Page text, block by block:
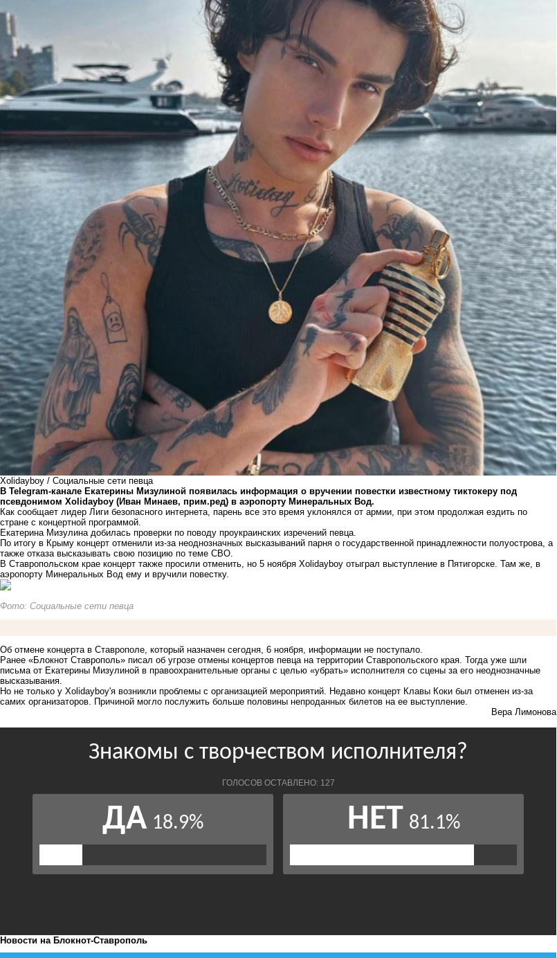
Xolidayboy / Социальные сети певца
В Telegram-канале Екатерины Мизулиной появилась информация о вручении повестки известному тиктокеру под
псевдонимом Xolidayboy (Иван Минаев, прим.ред) в аэропорту Минеральных Вод.
Как сообщает лидер Лиги безопасного интернета, парень все это время уклонялся от армии, при этом продолжая ездить по
стране с концертной программой.
Екатерина Мизулина добилась проверки по поводу проукраинских изречений певца.
По итогу в Крыму концерт отменили из-за неоднозначных высказываний парня о государственной принадлежности полуострова, а
также отказа высказывать свою позицию по теме СВО.
В Ставропольском крае концерт также просили отменить, но 5 ноября Xolidayboy отыграл выступление в Пятигорске. Там же, в
аэропорту Минеральных Вод ему и вручили повестку.
Фото: Социальные сети певца
Об отмене концерта в Ставрополе, который назначен сегодня, 6 ноября, информации не поступало.
Ранее «Блокнот Ставрополь» писал об угрозе отмены концертов певцана территории Ставропольского края. Тогда уже шли
письма от Екатерины Мизулиной в правоохранительные органы с целью «убрать» исполнителя со сцены за его неоднозначные
высказывания.
Но не только у Xolidayboy'я возникли проблемы с организацией мероприятий. Недавно концерт Клавы Коки был отменен из-за
самих организаторов. Причиной могло послужить больше половины непроданных билетов на ее выступление.
Вера Лимонова
Новости на Блoкнoт-Ставрополь